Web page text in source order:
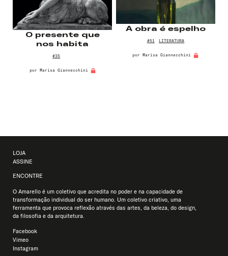
O presente que
nos habita
#35
por Marisa Giannecchini
A obra é espelho
#51 LITERATURA
porMarisa Giannecchini
LOJA
ASSINE
ENCONTRE
O Amarello é um coletivo que acredita no poder e na capacidade de
transformação individual do ser humano. Um coletivo criativo, uma
ferramenta que provoca reflexão através das artes, da beleza, do design,
da filosofia e da arquitetura.
Facebook
Vimeo
Instagram